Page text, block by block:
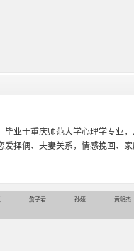
毕业于重庆师范大学心理学专业
爱择偶、夫妻关系，情感挽回、
詹子君 孙娅 黄明杰